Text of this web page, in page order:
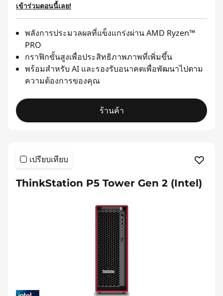
เข้าร่วมตอนนี้เลย!
พลังการประมวลผลที่แข็งแกร่งผ่าน AMD Ryzen™
PRO
กราฟิกขั้นสูงเพื่อประสิทธิภาพภาพที่เพิ่มขึ้น
พร้อมสำหรับ AI และรองรับอนาคตเพื่อพัฒนาไปตาม
ความต้องการของคุณ
ร้านค้า
เปรียบเทียบ
ThinkStation P5 Tower Gen 2 (Intel)